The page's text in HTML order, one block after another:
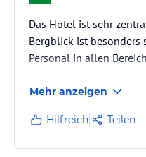
Das Hotel ist sehr
Bergblick ist besonders
Personal in allen
Mehr anzeigen
Hilfreich Teilen